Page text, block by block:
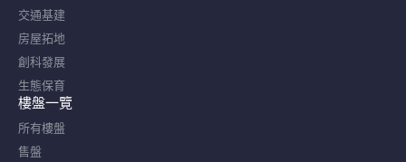
交通基建
房屋拓地
創科發展
生態保育
樓盤一覽
所有樓盤
售盤